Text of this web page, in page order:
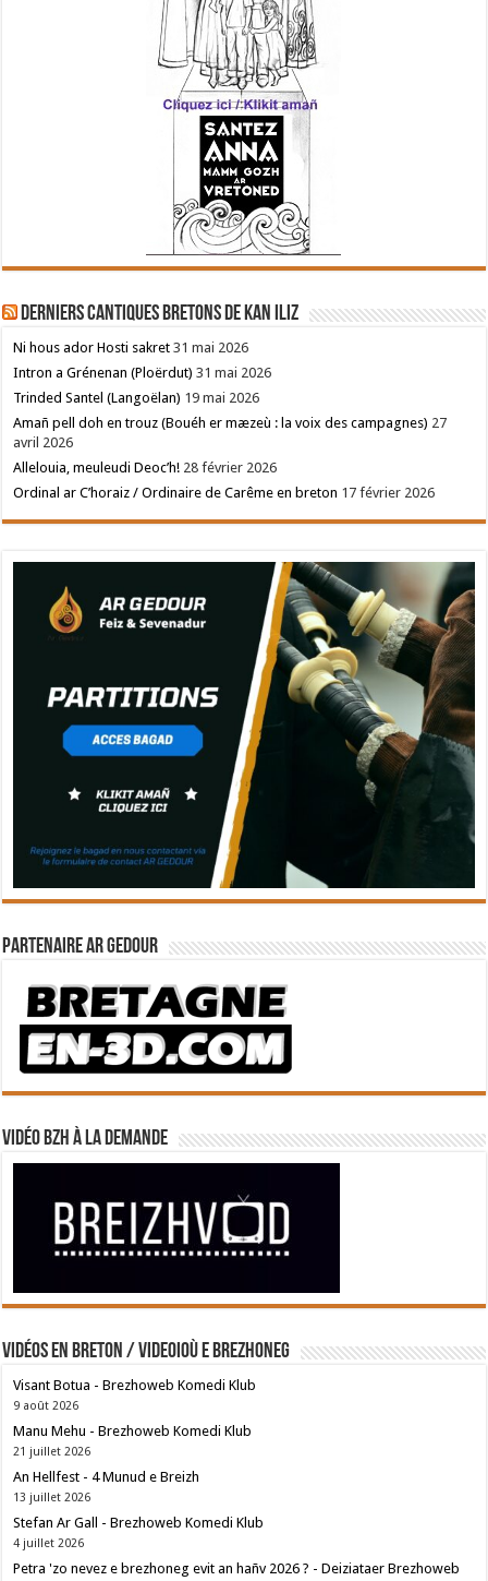
Derniers cantiques bretons de Kan Iliz
Ni hous ador Hosti sakret 31 mai 2026
Intron a Grénenan (Ploërdut) 31 mai 2026
Trinded Santel (Langoëlan) 19 mai 2026
Amañ pell doh en trouz (Bouéh er mæzeù : la voix des campagnes) 27
avril 2026
Allelouia, meuleudi Deoc’h! 28 février 2026
Ordinal ar C’horaiz / Ordinaire de Carême en breton 17 février 2026
Partenaire Ar Gedour
Vidéo BZH à la demande
Vidéos en breton / Videoioù e brezhoneg
Visant Botua - Brezhoweb Komedi Klub
9 août 2026
Manu Mehu - Brezhoweb Komedi Klub
21 juillet 2026
An Hellfest - 4 Munud e Breizh
13 juillet 2026
Stefan Ar Gall - Brezhoweb Komedi Klub
4 juillet 2026
Petra 'zo nevez e brezhoneg evit an hañv 2026 ? - Deiziataer Brezhoweb